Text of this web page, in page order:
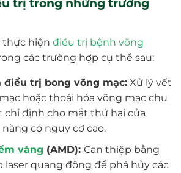
trị trong những trường
thực hiện điều trị bệnh võng
các trường hợp cụ thể sau:
điều trị bong võng mạc:Xử lý vết
hoặc thoái hóa võng mạc chu
chỉ định cho mắt thứ hai của
có nguy cơ cao.
vàng (AMD): Can thiệp bằng
laser quang đông để phá hủy các